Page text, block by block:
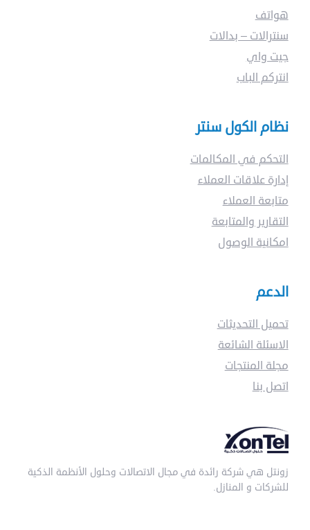
عن
؟
هواتف
سنترالات – بدالات
جيت واي
انتركم الباب
نظام الكول سنتر
التحكم في المكالمات
إدارة علاقات العملاء
متابعة العملاء
التقارير والمتابعة
امكانية الوصول
الدعم
تحميل التحديثات
الاسئلة الشائعة
مجلة المنتجات
اتصل بنا
زونتل هي شركة رائدة في مجال الاتصالات وحلول الأنظمة الذكية
للشركات و المنازل.